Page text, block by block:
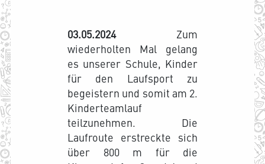
03.05.2024Zum
wiederholten Mal gelang
es unserer Schule, Kinder
für den Laufsport zu
begeistern und somit am 2.
Kinderteamlauf
teilzunehmen. Die
Laufroute erstreckte sich
über 800 m für die